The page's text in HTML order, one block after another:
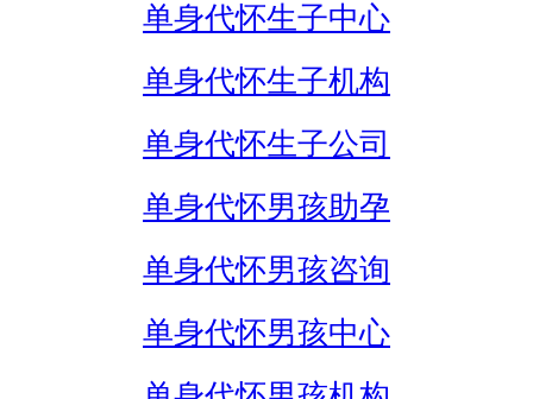
单身代怀生子中心
单身代怀生子机构
单身代怀生子公司
单身代怀男孩助孕
单身代怀男孩咨询
单身代怀男孩中心